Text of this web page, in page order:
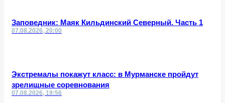
Заповедник: Маяк Кильдинский Северный. Часть 1
07.08.2026, 20:00
Экстремалы покажут класс: в Мурманске пройдут
зрелищные соревнования
07.08.2026, 19:56